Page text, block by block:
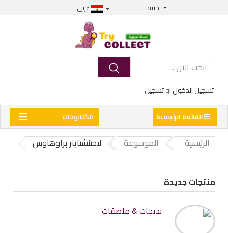
جنيه عربي
تسجيل الدخولاوتسجيل
الكتالوجات القائمة الرئيسية
الرئيسية الموسوعة ليختنشتاينر براوهاوس
منتجات جديدة
بديجات & ملصقات